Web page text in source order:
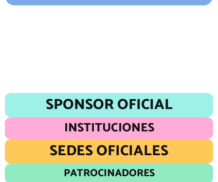
SPONSOR OFICIAL
INSTITUCIONES
SEDES OFICIALES
PATROCINADORES